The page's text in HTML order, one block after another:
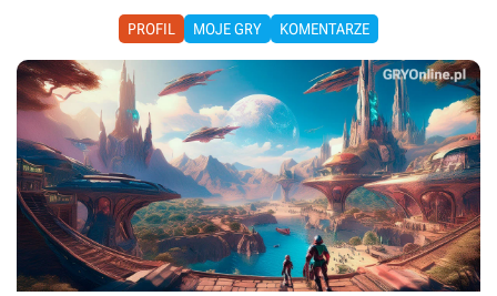
PROFIL MOJE GRY KOMENTARZE